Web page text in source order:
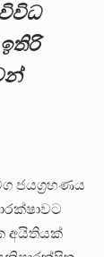
ජයග්‍රහණය
අයිතියක්